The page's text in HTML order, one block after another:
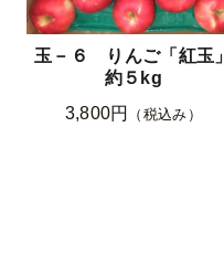
玉－６ りんご「紅玉」
約５kg
3,800円
（税込み）